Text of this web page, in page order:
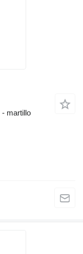
martillo